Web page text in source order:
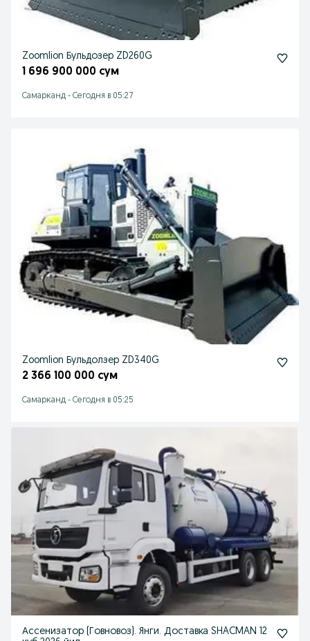
Zoomlion Бульдозер ZD260G
1 696 900 000 сум
Самарканд - Сегодня в 05:27
Zoomlion Бульдолзер ZD340G
2 366 100 000 сум
Самарканд - Сегодня в 05:25
Ассенизатор (Говновоз). Янги. Доставка SHACMAN 12